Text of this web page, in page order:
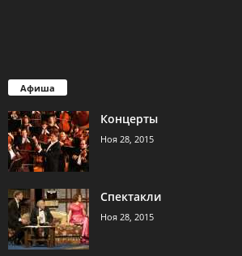
Афиша
Концерты
Ноя 28, 2015
Спектакли
Ноя 28, 2015